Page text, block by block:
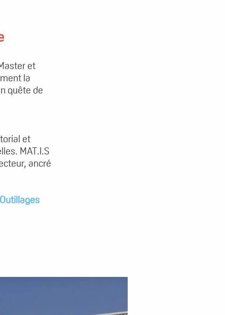
et
la
quête de
et
MAT.I.S
ancré